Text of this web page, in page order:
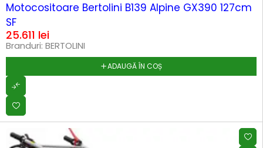
Motocositoare Bertolini B139 Alpine GX390 127cm
SF
25.611 lei
Branduri: BERTOLINI
ADAUGĂ ÎN COȘ